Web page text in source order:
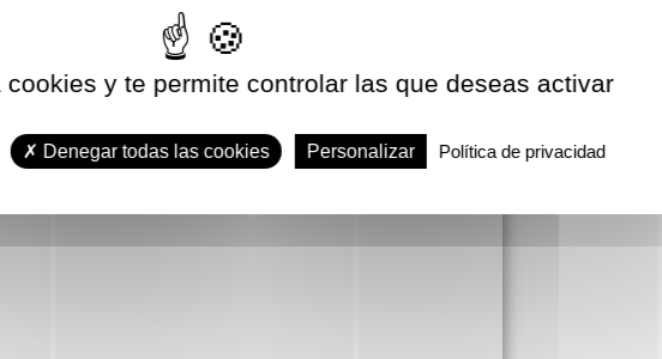
VANESSA Sandalia valenciana
yute confort
VANESSA Valenciana pala
troquelada confort
cookies y te permite controlar las que deseas activar
Denegar todas las cookies Personalizar Política de privacidad